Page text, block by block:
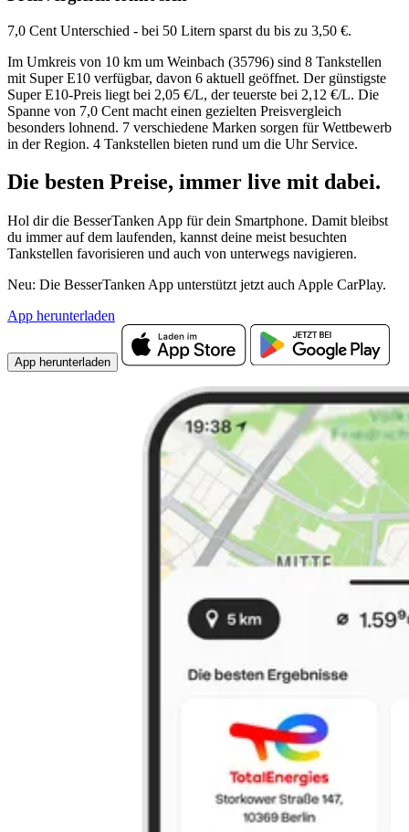
7,0 Cent Unterschied - bei 50 Litern sparst du bis zu 3,50 €.
Im Umkreis von 10 km um Weinbach (35796) sind 8 Tankstellen
mit Super E10 verfügbar, davon 6 aktuell geöffnet. Der günstigste
Super E10-Preis liegt bei 2,05 €/L, der teuerste bei 2,12 €/L. Die
Spanne von 7,0 Cent macht einen gezielten Preisvergleich
besonders lohnend. 7 verschiedene Marken sorgen für Wettbewerb
in der Region. 4 Tankstellen bieten rund um die Uhr Service.
Die besten Preise, immer live mit dabei.
Hol dir die BesserTanken App für dein Smartphone. Damit bleibst
du immer auf dem laufenden, kannst deine meist besuchten
Tankstellen favorisieren und auch von unterwegs navigieren.
Neu: Die BesserTanken App unterstützt jetzt auch Apple CarPlay.
App herunterladen
App herunterladen